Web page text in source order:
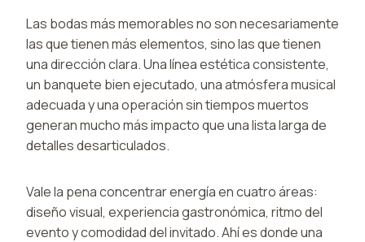
Las bodas más memorables no son necesariamente
las que tienen más elementos, sino las que tienen
una dirección clara. Una línea estética consistente,
un banquete bien ejecutado, una atmósfera musical
adecuada y una operación sin tiempos muertos
generan mucho más impacto que una lista larga de
detalles desarticulados.
Vale la pena concentrar energía en cuatro áreas:
diseño visual, experiencia gastronómica, ritmo del
evento y comodidad del invitado. Ahí es donde una